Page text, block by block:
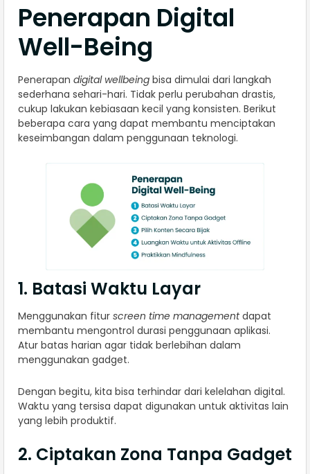
Penerapan Digital
Well-Being
Penerapan digital wellbeing bisa dimulai dari langkah
sederhana sehari-hari. Tidak perlu perubahan drastis,
cukup lakukan kebiasaan kecil yang konsisten. Berikut
beberapa cara yang dapat membantu menciptakan
keseimbangan dalam penggunaan teknologi.
1. Batasi Waktu Layar
Menggunakan fitur screen time managementdapat
membantu mengontrol durasi penggunaan aplikasi.
Atur batas harian agar tidak berlebihan dalam
menggunakan gadget.
Dengan begitu, kita bisa terhindar dari kelelahan digital.
Waktu yang tersisa dapat digunakan untuk aktivitas lain
yang lebih produktif.
2. Ciptakan Zona Tanpa Gadget